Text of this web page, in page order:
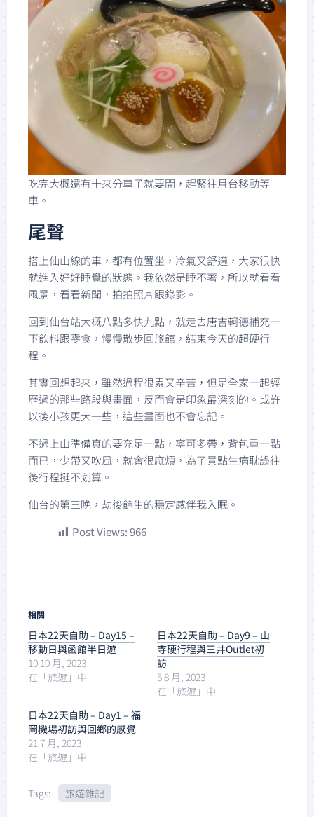
吃完大概還有十來分車子就要開，趕緊往月台移動等
車。
尾聲
搭上仙山線的車，都有位置坐，冷氣又舒適，大家很快
就進入好好睡覺的狀態。我依然是睡不著，所以就看看
風景，看看新聞，拍拍照片跟錄影。
回到仙台站大概八點多快九點，就走去唐吉軻德補充一
下飲料跟零食，慢慢散步回旅館，結束今天的超硬行
程。
其實回想起來，雖然過程很累又辛苦，但是全家一起經
歷過的那些路段與畫面，反而會是印象最深刻的。或許
以後小孩更大一些，這些畫面也不會忘記。
不過上山準備真的要充足一點，寧可多帶，背包重一點
而已，少帶又吹風，就會很麻煩，為了景點生病耽誤往
後行程挺不划算。
仙台的第三晚，劫後餘生的穩定感伴我入眠。
Post Views:966
相關
日本22天自助 – Day15 –
移動日與函館半日遊
10 10 月, 2023
在「旅遊」中
日本22天自助 – Day9 – 山
寺硬行程與三井Outlet初
訪
5 8 月, 2023
在「旅遊」中
日本22天自助 – Day1 – 福
岡機場初訪與回鄉的感覺
21 7 月, 2023
在「旅遊」中
Tags: 旅遊雜記